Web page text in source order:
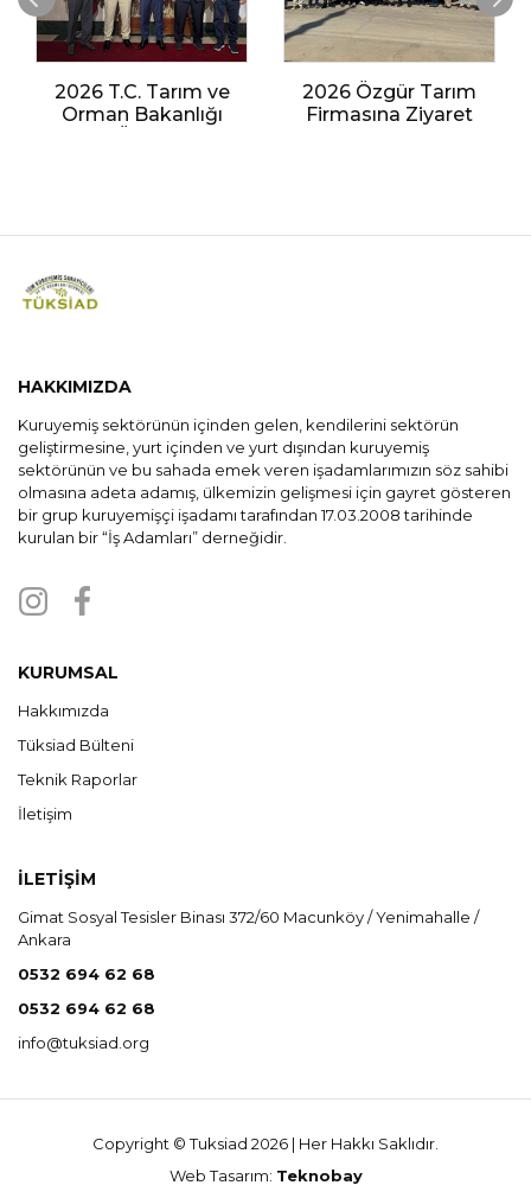
2026 T.C. Tarım ve
Orman Bakanlığı
2026 Özgür Tarım
Firmasına Ziyaret
HAKKIMIZDA
Kuruyemiş sektörünün içinden gelen, kendilerini sektörün
geliştirmesine, yurt içinden ve yurt dışından kuruyemiş
sektörünün ve bu sahada emek veren işadamlarımızın söz sahibi
olmasına adeta adamış, ülkemizin gelişmesi için gayret gösteren
bir grup kuruyemişçi işadamı tarafından 17.03.2008 tarihinde
kurulan bir “İş Adamları” derneğidir.
KURUMSAL
Hakkımızda
Tüksiad Bülteni
Teknik Raporlar
İletişim
İLETİŞİM
Gimat Sosyal Tesisler Binası 372/60 Macunköy / Yenimahalle /
Ankara
0532 694 62 68
0532 694 62 68
info@tuksiad.org
Copyright © Tuksiad 2026 | Her Hakkı Saklıdır.
Web Tasarım: Teknobay